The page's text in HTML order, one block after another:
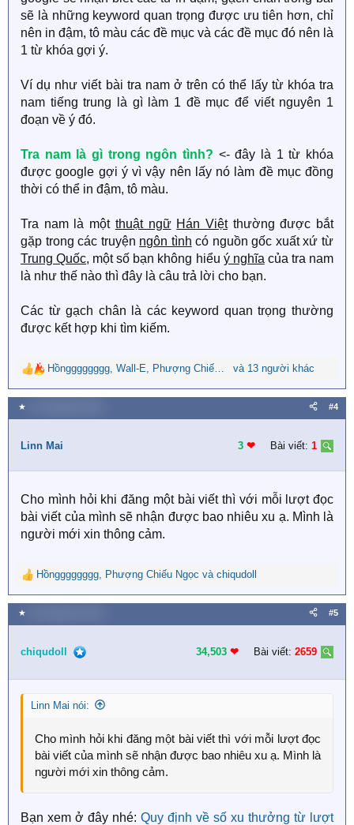
sẽ là những keyword quan trọng được ưu tiên hơn, chỉ
nên in đậm, tô màu các đề mục và các đề mục đó nên là
1 từ khóa gợi ý.
Ví dụ như viết bài tra nam ở trên có thể lấy từ khóa tra
nam tiếng trung là gì làm 1 đề mục để viết nguyên 1
đoạn về ý đó.
Tra nam là gì trong ngôn tình? <- đây là 1 từ khóa
được google gợi ý vì vậy nên lấy nó làm đề mục đồng
thời có thể in đậm, tô màu.
Tra nam là một thuật ngữ Hán Việtthường được bắt
gặp trong các truyện ngôn tình có nguồn gốc xuất xứ từ
Trung Quốc, một số bạn không hiểu ý nghĩa của tra nam
là như thế nào thì đây là câu trả lời cho bạn.
Các từ gạch chân là các keyword quan trọng thường
được kết hợp khi tìm kiếm.
R
e
a
c
i
n
:
Hồngggggggg Wall-E Phượng Chiếu Ngọc và 13 người khác
★ #4
Linn Mai 3 ❤︎ Bài viết: 1
Cho mình hỏi khi đăng một bài viết thì với mỗi lượt đọc
bài viết của mình sẽ nhận được bao nhiêu xu ạ. Mình là
người mới xin thông cảm.
R
e
a
c
i
n
s
Hồngggggggg Phượng Chiếu Ngọc và chiqudoll
★ #5
chiqudoll 34,503 ❤︎ Bài viết: 2659
Linn Mai nói:
Cho mình hỏi khi đăng một bài viết thì với mỗi lượt đọc
bài viết của mình sẽ nhận được bao nhiêu xu ạ. Mình là
người mới xin thông cảm.
Bạn xem ở đây nhé: Quy định về số xu thưởng từ lượt